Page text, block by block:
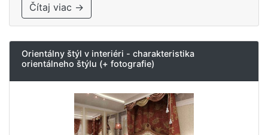
Čítaj viac →
Orientálny štýl v interiéri - charakteristika
orientálneho štýlu (+ fotografie)